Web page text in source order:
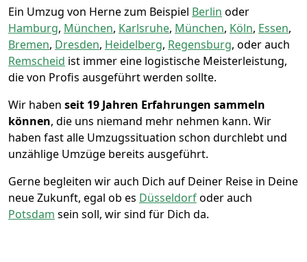
Ein Umzug von Herne zum Beispiel Berlin oder
Hamburg, München, Karlsruhe, München, Köln, Essen,
Bremen, Dresden, Heidelberg, Regensburg, oder auch
Remscheid ist immer eine logistische Meisterleistung,
die von Profis ausgeführt werden sollte.
Wir haben seit 19 Jahren Erfahrungen sammeln
können, die uns niemand mehr nehmen kann. Wir
haben fast alle Umzugssituation schon durchlebt und
unzählige Umzüge bereits ausgeführt.
Gerne begleiten wir auch Dich auf Deiner Reise in Deine
neue Zukunft, egal ob es Düsseldorfoder auch
Potsdam sein soll, wir sind für Dich da.